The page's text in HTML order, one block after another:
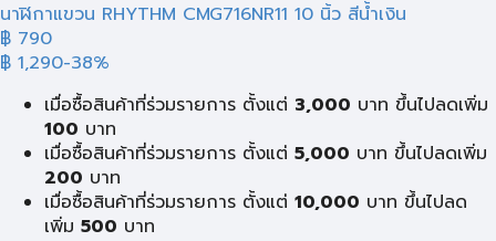
นาฬิกาแขวน RHYTHM CMG716NR11 10 นิ้ว สีน้ำเงิน
฿ 790
฿ 1,290-38%
เมื่อซื้อสินค้าที่ร่วมรายการ ตั้งแต่ 3,000 บาท ขึ้นไปลดเพิ่ม
100 บาท
เมื่อซื้อสินค้าที่ร่วมรายการ ตั้งแต่ 5,000 บาท ขึ้นไปลดเพิ่ม
200 บาท
เมื่อซื้อสินค้าที่ร่วมรายการ ตั้งแต่ 10,000 บาท ขึ้นไปลด
เพิ่ม 500 บาท